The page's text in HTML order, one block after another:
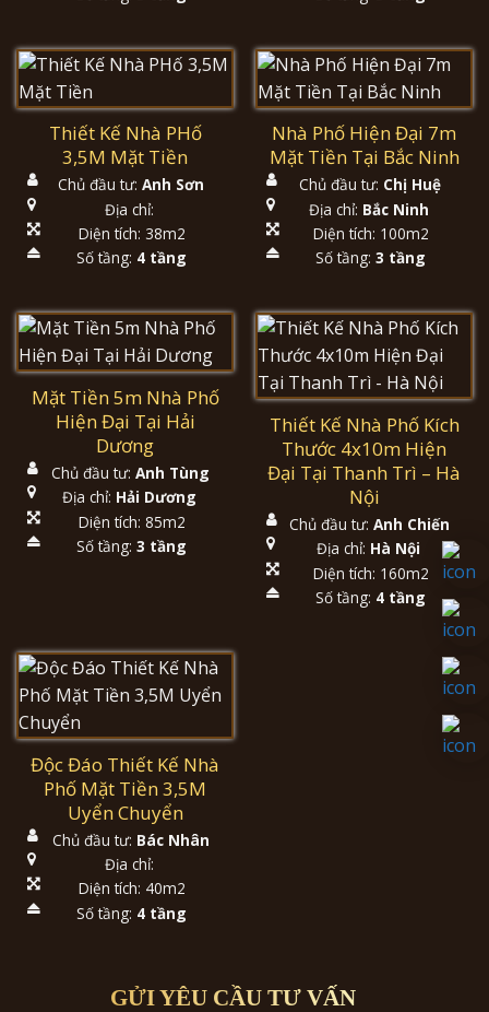
Thiết Kế Nhà PHố
3,5M Mặt Tiền
Chủ đầu tư: Anh Sơn
Địa chỉ:
Diện tích: 38m2
Số tầng: 4 tầng
Nhà Phố Hiện Đại 7m
Mặt Tiền Tại Bắc Ninh
Chủ đầu tư: Chị Huệ
Địa chỉ: Bắc Ninh
Diện tích: 100m2
Số tầng: 3 tầng
Mặt Tiền 5m Nhà Phố
Hiện Đại Tại Hải
Dương
Chủ đầu tư: Anh Tùng
Địa chỉ: Hải Dương
Diện tích: 85m2
Số tầng: 3 tầng
Thiết Kế Nhà Phố Kích
Thước 4x10m Hiện
Đại Tại Thanh Trì – Hà
Nội
Chủ đầu tư: Anh Chiến
Địa chỉ: Hà Nội
Diện tích: 160m2
Số tầng: 4 tầng
Độc Đáo Thiết Kế Nhà
Phố Mặt Tiền 3,5M
Uyển Chuyển
Chủ đầu tư: Bác Nhân
Địa chỉ:
Diện tích: 40m2
Số tầng: 4 tầng
GỬI YÊU CẦU TƯ VẤN